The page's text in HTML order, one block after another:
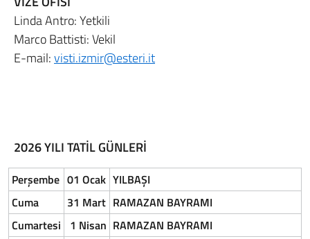
Linda Antro: Yetkili
Marco Battisti: Vekil
E-mail:visti.izmir@esteri.it
2026 YILI TATİL GÜNLERİ
Perşembe 01 Ocak YILBAŞI
Cuma
31 Mart RAMAZAN BAYRAMI
Cumartesi
1 Nisan RAMAZAN BAYRAMI